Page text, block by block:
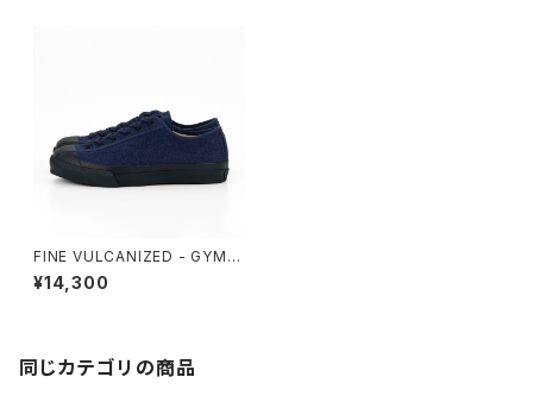
FINE VULCANIZED - GYM C
LASSIC 10 DENIM
¥14,300
同じカテゴリの商品